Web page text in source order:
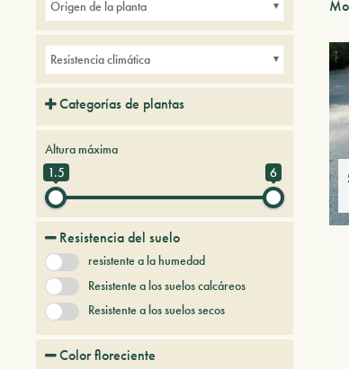
Origen de la planta
Resistencia climática
Categorías de plantas
Altura máxima
1.5
6
Resistencia del suelo
resistente a la humedad
Resistente a los suelos calcáreos
Resistente a los suelos secos
Color floreciente